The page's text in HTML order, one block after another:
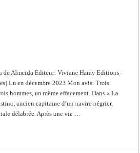
de Almeida Editeur: Viviane Hamy Editions –
Lu en décembre 2023 Mon avis: Trois
hommes, un même effacement. Dans « La
ancien capitaine d’un navire négrier,
délabrée. Après une vie …